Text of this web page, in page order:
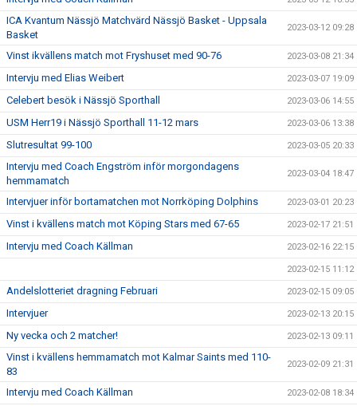
ICA Kvantum Nässjö Matchvärd Nässjö Basket - Uppsala
Basket
2023-03-12 09:28
Vinst ikvällens match mot Fryshuset med 90-76 2023-03-08 21:34
Intervju med Elias Weibert 2023-03-07 19:09
Celebert besök i Nässjö Sporthall 2023-03-06 14:55
USM Herr19 i Nässjö Sporthall 11-12 mars 2023-03-06 13:38
Slutresultat 99-100 2023-03-05 20:33
Intervju med Coach Engström inför morgondagens
hemmamatch
2023-03-04 18:47
Intervjuer inför bortamatchen mot Norrköping Dolphins 2023-03-01 20:23
Vinst i kvällens match mot Köping Stars med 67-65 2023-02-17 21:51
Intervju med Coach Källman 2023-02-16 22:15
2023-02-15 11:12
Andelslotteriet dragning Februari 2023-02-15 09:05
Intervjuer 2023-02-13 20:15
Ny vecka och 2 matcher! 2023-02-13 09:11
Vinst i kvällens hemmamatch mot Kalmar Saints med 110-
83
2023-02-09 21:31
Intervju med Coach Källman 2023-02-08 18:34